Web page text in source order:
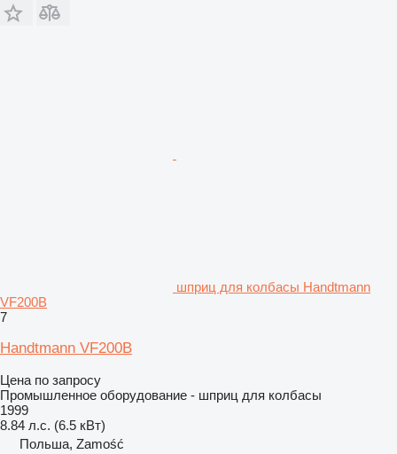
шприц для колбасы Handtmann
VF200B
7
Handtmann VF200B
Цена по запросу
Промышленное оборудование - шприц для колбасы
1999
8.84 л.с. (6.5 кВт)
Польша, Zamość